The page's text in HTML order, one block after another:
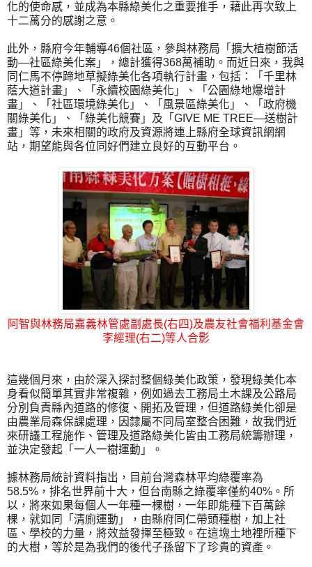
化的使命感，並成為本縣綠美化之重要推手，藉此再次致上
十二萬分的感謝之意。
此外，縣府今年輔導46個社區，參與林務局「擴大植樹節活
動—社區綠美化案」，總計獲得368萬補助。而近日來，我與
同仁馬不停蹄地草擬綠美化各項執行計畫，包括：「千里林
蔭大道計畫」、「永續校園綠美化」、「公園綠地爆增計
畫」、「社區環境綠美化」、「風景區綠美化」、「政府機
關綠美化」、「綠美化競賽」及「GIVE ME TREE—送樹計
畫」等，未來相關的政府及資源將連上縣府全球資訊網網
站，期望能與各位同好們建立良好的互動平台。
阿智與林務局嘉義林管處副處長(右四)及農友社會福利基金會
李經理(右二)等人合影
這幾個月來，由於深入探討整個綠美化政策，發現綠美化本
身看似簡單其實非常複雜，例如過去工務局土木課及公路局
分別負責縣內道路的修復、開拓及管理，但道路綠美化卻是
由農業局森保課處理，因隸屬不同局室整合困難，故我們近
來研議工程施作、管理及道路綠美化皆由工務局統籌辦理，
並決定發起「一人一樹運動」。
據林務局統計資料指出，目前台灣森林平均綠覆率為
58.5%，排名世界前十大，但台南縣之綠覆率僅約40%。所
以，將來如果每個人一年種一棵樹，一年即能種下百萬餘
棵，就如同「清廁運動」，由縣府同仁帶頭種樹，加上社
區、學校的力量，將效益發揮至極致。在這塊土地裡所種下
的大樹，等於是為我們的後代子孫留下了珍貴的資產。